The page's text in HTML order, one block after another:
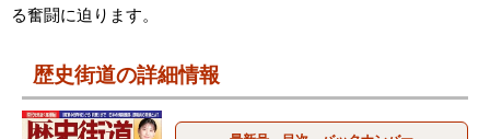
る奮闘に迫ります。
歴史街道の詳細情報